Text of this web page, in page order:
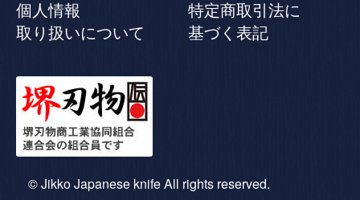
個人情報
取り扱いについて
特定商取引法に
基づく表記
© Jikko Japanese knife All rights reserved.